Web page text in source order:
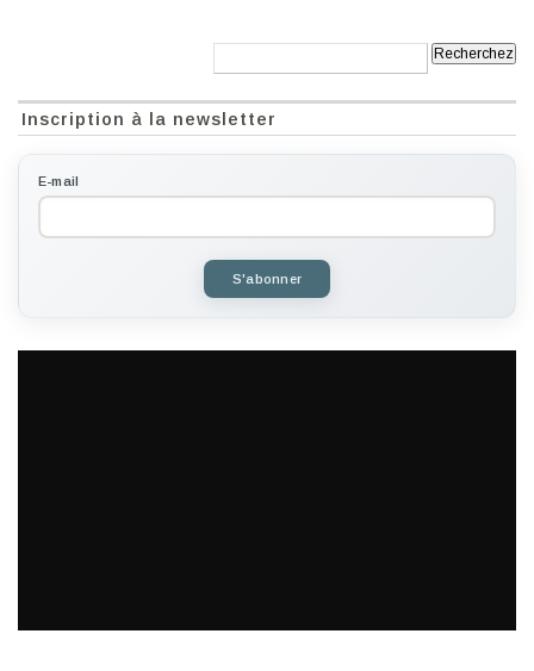
Inscription à la newsletter
E-mail
S'abonner